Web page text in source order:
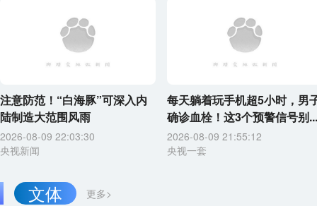
注意防范！“白海豚”可深入内
陆制造大范围风雨
2026-08-09 22:03:30
央视新闻
每天躺着玩手机超5小时，男
确诊血栓！这3个预警信号别...
2026-08-09 21:55:12
央视一套
更多>
文体